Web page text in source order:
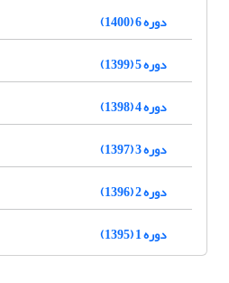
دوره 6 (1400)
دوره 5 (1399)
دوره 4 (1398)
دوره 3 (1397)
دوره 2 (1396)
دوره 1 (1395)